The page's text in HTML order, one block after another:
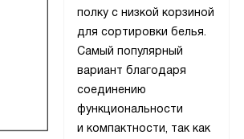
полку с низкой корзиной
для сортировки белья.
Самый популярный
вариант благодаря
соединению
функциональности
и компактности, так как